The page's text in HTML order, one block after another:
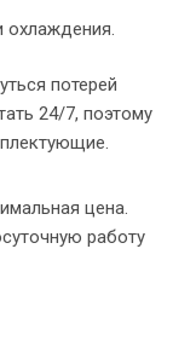
охлаждения.
потерей
24/7, поэтому
цена.
работу